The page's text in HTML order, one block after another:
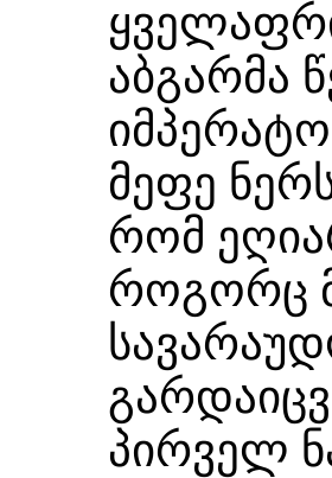
აბგარმა
მეფე
რომ
როგორც
პირველ